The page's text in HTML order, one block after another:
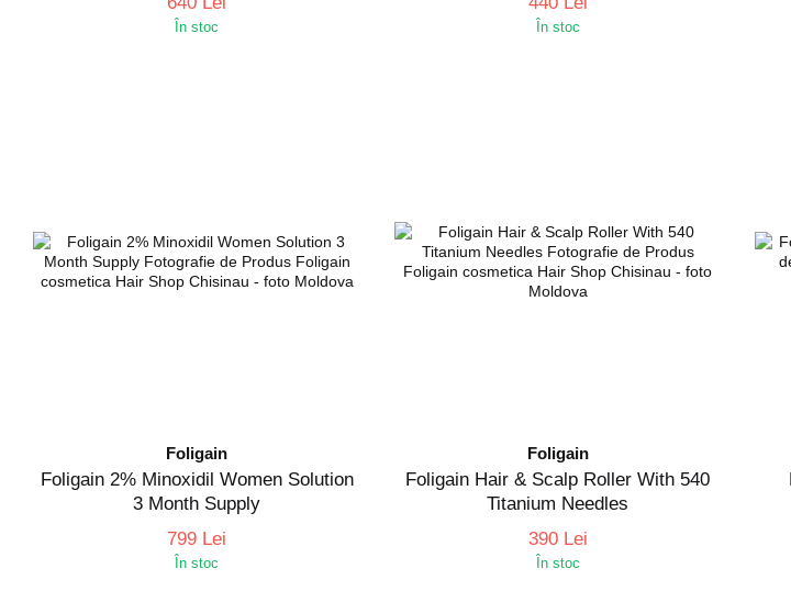
În stoc În stoc
Foligain
Foligain 2% Minoxidil Women Solution
3 Month Supply
799 Lei
În stoc
Foligain
Fоligain Hair & Scalp Roller With 540
Titanium Needles
390 Lei
În stoc